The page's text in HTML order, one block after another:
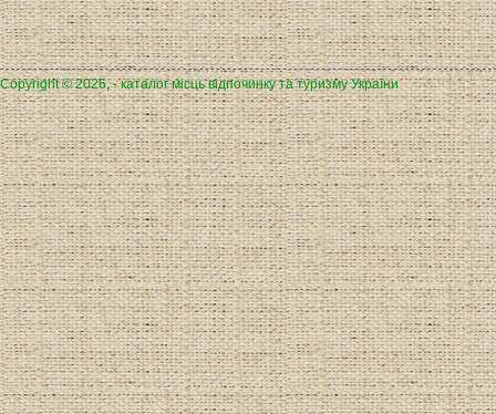
Copyright © 2026, - каталог місць відпочинку та туризму України